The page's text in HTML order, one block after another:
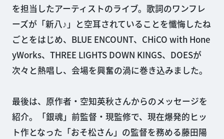
を担当したアーティストのライブ。歌詞のワンフレ
ーズが「新八♪」と空耳されていることを懺悔したね
ごとをはじめ、BLUE ENCOUNT、CHiCO with Hone
yWorks、THREE LIGHTS DOWN KINGS、DOESが
次々と熱唱し、会場を興奮の渦に巻き込みました。
最後は、原作者・空知英秋さんからのメッセージを
紹介。「銀魂」前監督・現監修で、現在爆発的ヒッ
ト作となった「おそ松さん」の監督を務める藤田陽